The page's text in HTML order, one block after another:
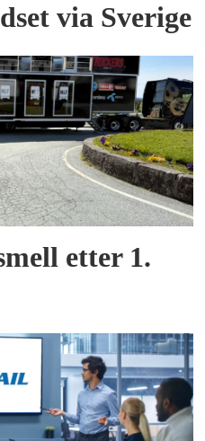
via Sverige
etter 1.